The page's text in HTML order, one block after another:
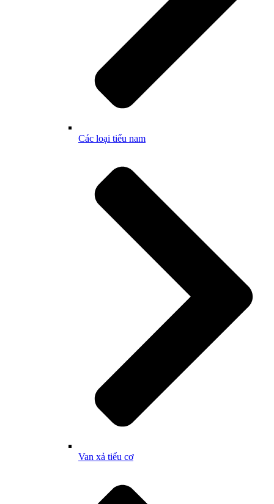
Các loại tiểu nam
Van xả tiểu cơ